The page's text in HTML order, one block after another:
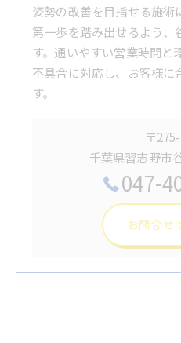
姿勢の改善を目指せる施術
第一歩を踏み出せるよう、
す。通いやすい営業時間と
不具合に対応し、お客様に
す。
〒
千葉県習志野市
047-
お問合せ